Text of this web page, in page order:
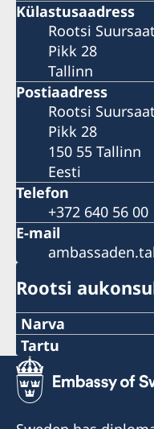
Külastusaadress
Rootsi
Pikk 28
Tallinn
Postiaadress
Rootsi
Pikk 28
150 55 Tallinn
Eesti
Telefon
+372 640 56 00
E-mail
Rootsi
Narva
Telefon:
+372 356 5670
Tartu
Telefon:
+372 50 46570